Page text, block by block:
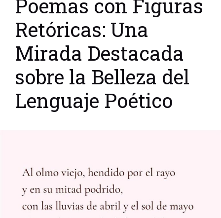
Poemas con Figuras
Retóricas: Una
Mirada Destacada
sobre la Belleza del
Lenguaje Poético